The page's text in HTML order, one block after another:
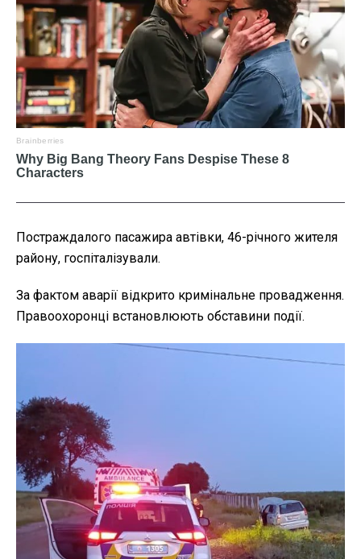
Постраждалого пасажира автівки, 46-річного жителя
району, госпіталізували.
За фактом аварії відкрито кримінальне провадження.
Правоохоронці встановлюють обставини події.